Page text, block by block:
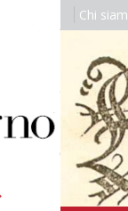
Chi